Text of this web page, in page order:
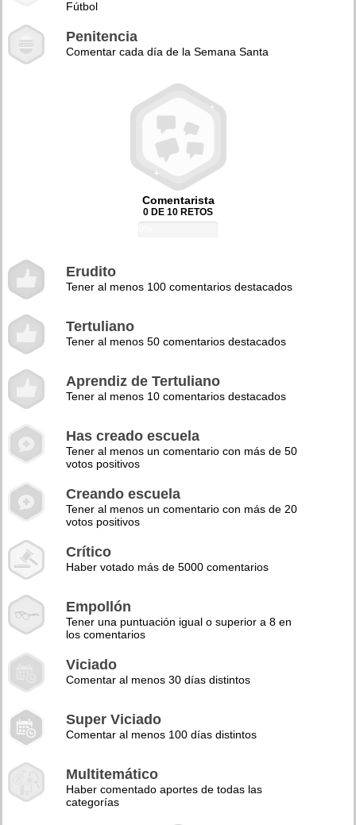
Fútbol
Penitencia
Comentar cada día de la Semana Santa
Comentarista
0 DE 10 RETOS
Erudito
Tener al menos 100 comentarios destacados
Tertuliano
Tener al menos 50 comentarios destacados
Aprendiz de Tertuliano
Tener al menos 10 comentarios destacados
Has creado escuela
Tener al menos un comentario con más de 50
votos positivos
Creando escuela
Tener al menos un comentario con más de 20
votos positivos
Crítico
Haber votado más de 5000 comentarios
Empollón
Tener una puntuación igual o superior a 8 en
los comentarios
Viciado
Comentar al menos 30 días distintos
Super Viciado
Comentar al menos 100 días distintos
Multitemático
Haber comentado aportes de todas las
categorías